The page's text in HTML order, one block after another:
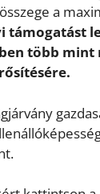
a
támogatást
több mint